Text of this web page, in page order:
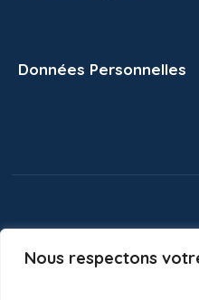
Nous respectons
Données Personnelles